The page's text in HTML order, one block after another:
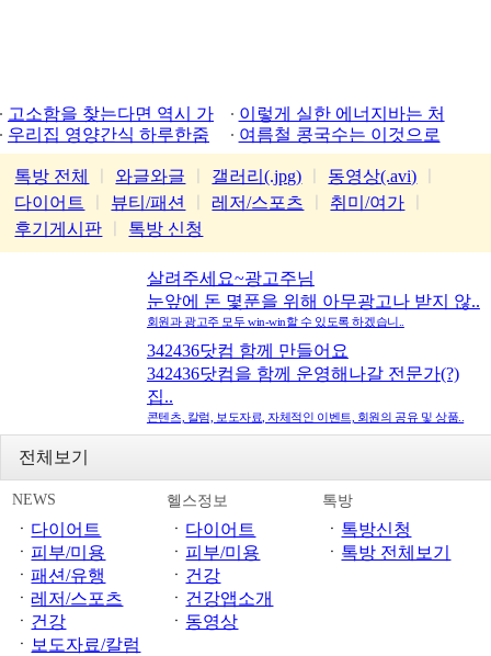
고소함을 찾는다면 역시 가
평잣
이렇게 실한 에너지바는 처
음
우리집 영양간식 하루한줌 여름철 콩국수는 이것으로
톡방 전체 와글와글 갤러리(.jpg) 동영상(.avi)
다이어트
뷰티/패션 레저/스포츠 취미/여가
후기게시판
톡방 신청
살려주세요~광고주님
눈앞에 돈 몇푼을 위해 아무광고나 받지 않..
회원과 광고주 모두 win-win할 수 있도록 하겠습니..
342436닷컴 함께 만들어요
342436닷컴을 함께 운영해나갈 전문가(?)
집..
콘텐츠, 칼럼, 보도자료, 자체적인 이벤트, 회원의 공유 및 상품..
전체보기
NEWS
ㆍ 다이어트
ㆍ 피부/미용
ㆍ패션/유행
ㆍ 레저/스포츠
ㆍ 건강
ㆍ 보도자료/칼럼
헬스정보
ㆍ 다이어트
ㆍ 피부/미용
ㆍ 건강
ㆍ 건강앱소개
ㆍ 동영상
톡방
ㆍ 톡방신청
ㆍ 톡방 전체보기